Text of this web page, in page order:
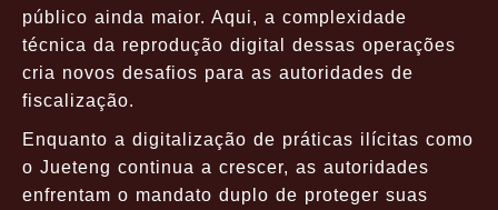
público ainda maior. Aqui, a complexidade
técnica da reprodução digital dessas operações
cria novos desafios para as autoridades de
fiscalização.
Enquanto a digitalização de práticas ilícitas como
o Jueteng continua a crescer, as autoridades
enfrentam o mandato duplo de proteger suas